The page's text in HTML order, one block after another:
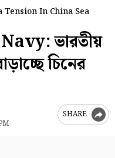
Tension In China Sea
ভারতীয়
চিনের
SHARE